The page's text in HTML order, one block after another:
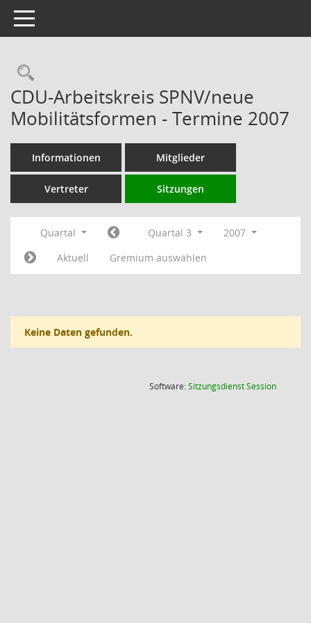
Toggle navigation
Rechercheauswahl
CDU-Arbeitskreis SPNV/neue
Mobilitätsformen - Termine 2007
Informationen Mitglieder
Vertreter Sitzungen
Quartal Quartal 3
2007
Aktuell
Gremium auswählen
Keine Daten gefunden.
Software:SitzungsdienstSession(Wird in